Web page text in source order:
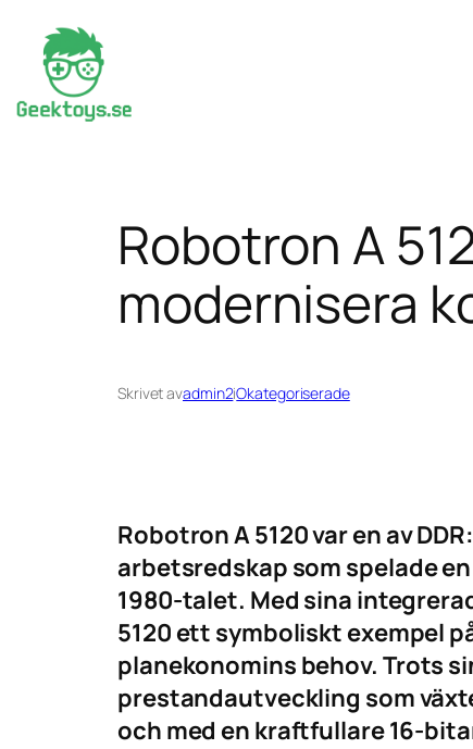
Hoppa
innehåll
Robotron A
modernisera
Skrivet avadmin2iOkategoriserade
Robotron A 5120 var en av
arbetsredskap som spelade
1980-talet. Med sina
5120 ett symboliskt exempel
planekonomins behov. Trots
prestandautveckling som
och med en kraftfullare 16-